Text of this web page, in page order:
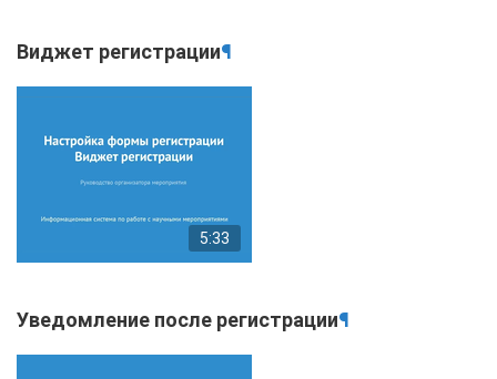
Виджет регистрации¶
5:33
Уведомление после регистрации¶